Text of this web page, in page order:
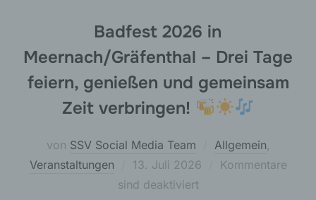
Badfest 2026 in
Meernach/Gräfenthal – Drei Tage
feiern, genießen und gemeinsam
Zeit verbringen!
von SSV Social Media Team Allgemein
Veranstaltungen
Veröffentlicht
am
13. Juli 2026
Kommentare
sind deaktiviert